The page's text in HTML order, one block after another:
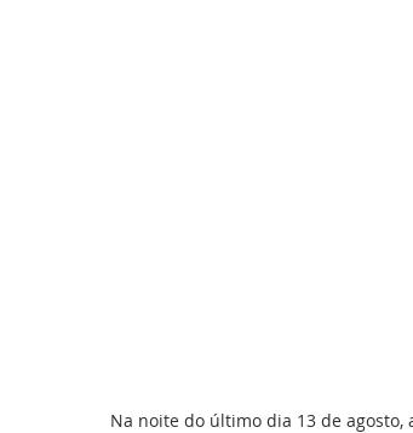
Na noite do último dia 13 de agosto,